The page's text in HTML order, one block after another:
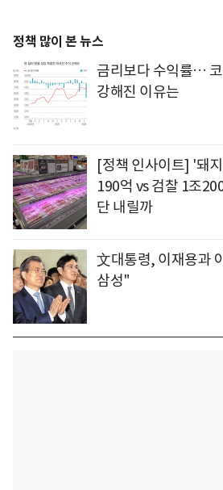
정책 많이 본 뉴스
금리보다 수익률…
강해진 이유는
[정책 인사이트] '돼
190억 vs 검찰 1조
단 내릴까
文대통령, 이재용과
삼성"